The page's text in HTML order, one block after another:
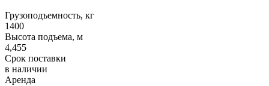
Грузоподъемность, кг
1400
Высота подъема, м
4,455
Срок поставки
в наличии
Аренда